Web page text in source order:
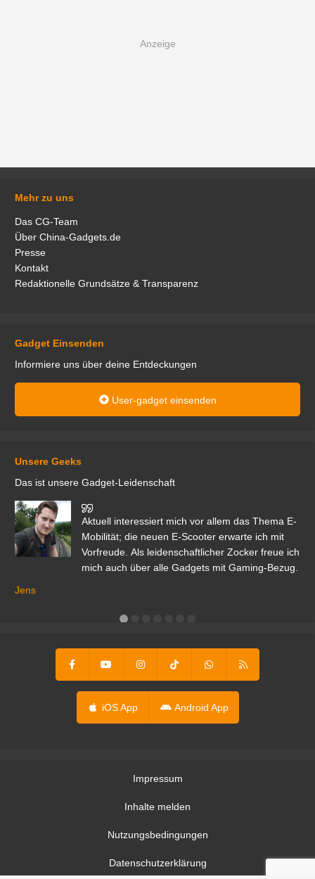
Mehr zu uns
Das CG-Team
Über China-Gadgets.de
Presse
Kontakt
Redaktionelle Grundsätze & Transparenz
Gadget Einsenden
Informiere uns über deine Entdeckungen
User-gadget einsenden
Unsere Geeks
Das ist unsere Gadget-Leidenschaft
Aktuell interessiert mich vor allem das Thema E-
Mobilität; die neuen E-Scooter erwarte ich mit
Vorfreude. Als leidenschaftlicher Zocker freue ich
mich auch über alle Gadgets mit Gaming-Bezug.
Jens
iOS App Android App
Impressum
Inhalte melden
Nutzungsbedingungen
Datenschutzerklärung